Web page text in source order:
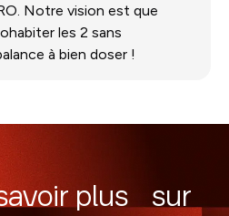
Notre vision est que
les 2 sans
à bien doser !
plus sur